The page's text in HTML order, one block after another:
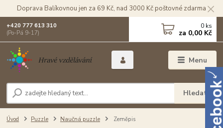
Doprava Balíkovnou jen za 69 Kč, nad 3000 Kč poštovné zdarma
Menu
Hledat
+420 777 613 310
(Po-Pá 9-17)
0 ks
za 0,00 Kč
Úvod Puzzle Naučná puzzle Zeměpis